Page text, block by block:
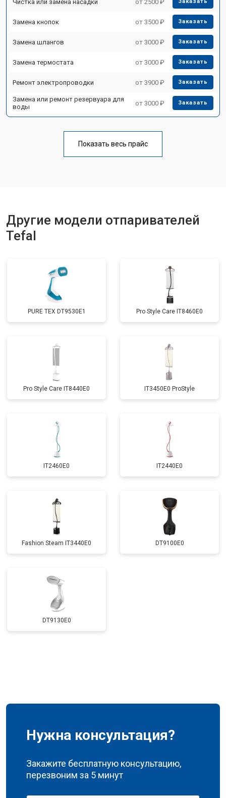
Чистка или замена насадки от 2500 ₽
Замена кнопок от 3500 ₽ Заказать
Замена шлангов от 3000 ₽ Заказать
Замена термостата от 3000 ₽ Заказать
Ремонт электропроводки от 3900 ₽ Заказать
Замена или ремонт резервуара для
воды
от 3000 ₽ Заказать
Показать весь прайс
Другие модели отпаривателей
Tefal
PURE TEX DT9530E1 Pro Style Care IT8460E0
Pro Style Care IT8440E0 IT3450E0 ProStyle
IT2460E0 IT2440E0
Fashion Steam IT3440E0 DT9100E0
DT9130E0
Нужна консультация?
Закажите бесплатную консультацию,
перезвоним за 5 минут